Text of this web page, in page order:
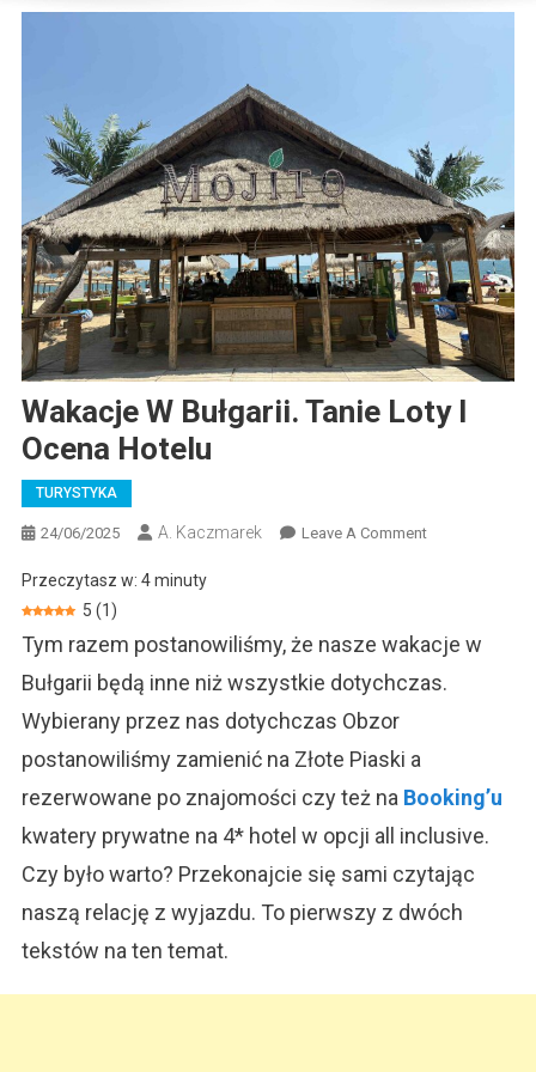
Wakacje W Bułgarii. Tanie Loty I
Ocena Hotelu
TURYSTYKA
24/06/2025 A. Kaczmarek Leave A CommentOn
Tanie
Przeczytasz w: 4minuty
5 (1 )
Tym razem postanowiliśmy, że nasze wakacje w
Bułgarii będą inne niż wszystkie dotychczas.
Wybierany przez nas dotychczas Obzor
postanowiliśmy zamienić na Złote Piaski a
rezerwowane po znajomości czy też na Booking’u
kwatery prywatne na 4* hotel w opcji all inclusive.
Czy było warto? Przekonajcie się sami czytając
naszą relację z wyjazdu. To pierwszy z dwóch
tekstów na ten temat.